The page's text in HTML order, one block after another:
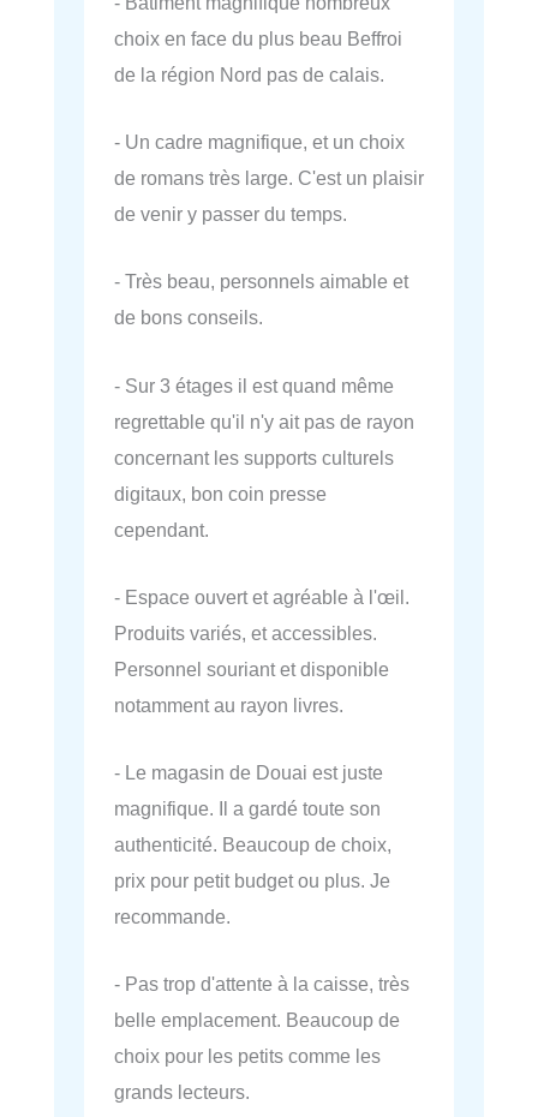
choix en face du plus beau Beffroi
de la région Nord pas de calais.
- Un cadre magnifique, et un choix
de romans très large. C'est un plaisir
de venir y passer du temps.
- Très beau, personnels aimable et
de bons conseils.
- Sur 3 étages il est quand même
regrettable qu'il n'y ait pas de rayon
concernant les supports culturels
digitaux, bon coin presse
cependant.
- Espace ouvert et agréable à l'œil.
Produits variés, et accessibles.
Personnel souriant et disponible
notamment au rayon livres.
- Le magasin de Douai est juste
magnifique. Il a gardé toute son
authenticité. Beaucoup de choix,
prix pour petit budget ou plus. Je
recommande.
- Pas trop d'attente à la caisse, très
belle emplacement. Beaucoup de
choix pour les petits comme les
grands lecteurs.